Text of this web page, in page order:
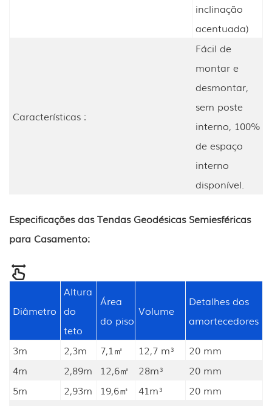
inclinação
acentuada)
Características :
Fácil de
montar e
desmontar,
sem poste
interno, 100%
de espaço
interno
disponível.
Especificações das Tendas Geodésicas Semiesféricas
para Casamento:
Diâmetro
Altura
do
teto
Área
do piso
Volume
Detalhes dos
amortecedores
3m 2,3m 7,1㎡ 12,7 m³
20 mm
4m
2,89m 12,6㎡ 28m³
20 mm
5m
2,93m 19,6㎡ 41m³
20 mm